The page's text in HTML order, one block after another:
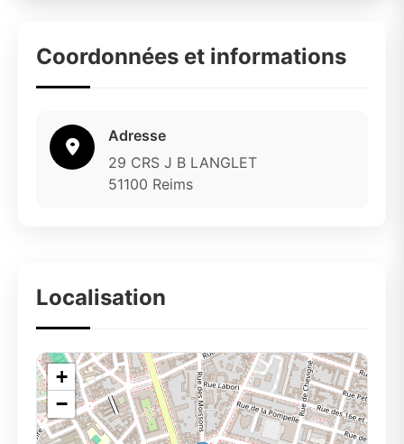
Coordonnées et informations
Adresse
29 CRS J B LANGLET
51100 Reims
Localisation
+
−